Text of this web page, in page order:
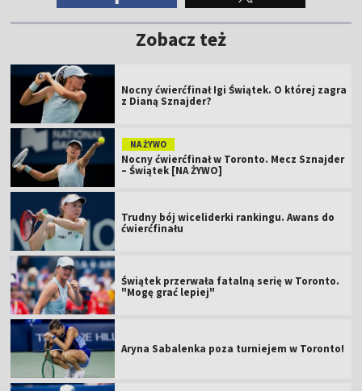
Zobacz też
Nocny ćwierćfinał Igi Świątek. O której zagra
z Dianą Sznajder?
NA ŻYWO
Nocny ćwierćfinał w Toronto. Mecz Sznajder
– Świątek [NA ŻYWO]
Trudny bój wiceliderki rankingu. Awans do
ćwierćfinału
Świątek przerwała fatalną serię w Toronto.
"Mogę grać lepiej"
Aryna Sabalenka poza turniejem w Toronto!